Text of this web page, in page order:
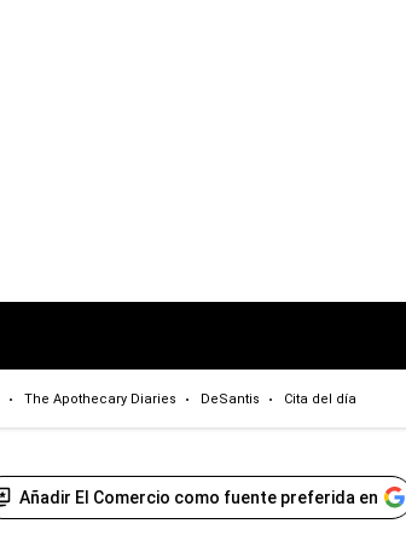
The Apothecary Diaries DeSantis Cita del día
Añadir El Comercio como fuente preferida en